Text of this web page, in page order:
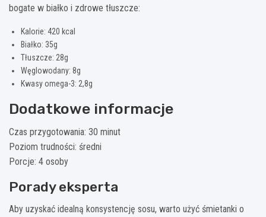
bogate w białko i zdrowe tłuszcze:
Kalorie: 420 kcal
Białko: 35g
Tłuszcze: 28g
Węglowodany: 8g
Kwasy omega-3: 2,8g
Dodatkowe informacje
Czas przygotowania: 30 minut
Poziom trudności: średni
Porcje: 4 osoby
Porady eksperta
Aby uzyskać idealną konsystencję sosu, warto użyć śmietanki o